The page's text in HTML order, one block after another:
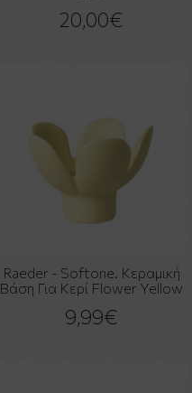
20,00€
Raeder - Softone. Κεραμική
Βάση Για Κερί Flower Yellow
9,99€